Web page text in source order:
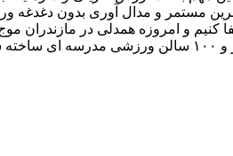
مستمر و مدال آوری بدون دغدغه
کنیم و امروزه همدلی در
استان دچار مشکل جدی می شود.وی با اعلام اینکه، در دوره وزارت